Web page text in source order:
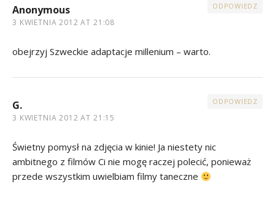
Anonymous
3 KWIETNIA 2012 AT 21:08
ODPOWIEDZ
obejrzyj Szweckie adaptacje millenium – warto.
G.
3 KWIETNIA 2012 AT 21:15
ODPOWIEDZ
Świetny pomysł na zdjęcia w kinie! Ja niestety nic
ambitnego z filmów Ci nie mogę raczej polecić, ponieważ
przede wszystkim uwielbiam filmy taneczne